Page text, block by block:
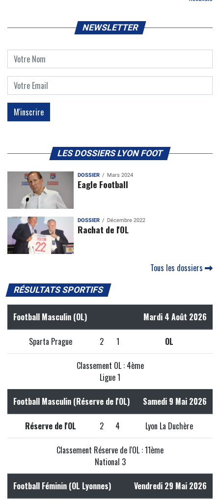
NEWSLETTER
LES DOSSIERS LYON FOOT
DOSSIER Mars 2024
Eagle Football
DOSSIER Décembre 2022
Rachat de l'OL
Tous les dossiers
RÉSULTATS SPORTIFS
Football Masculin (OL) Mardi 4 Août 2026
Sparta Prague 2 1 OL
Classement OL : 4ème
Ligue 1
Football Masculin (Réserve de l'OL) Samedi 9 Mai 2026
Réserve de l'OL 2 4 Lyon La Duchère
Classement Réserve de l'OL : 11ème
National 3
Football Féminin (OL Lyonnes) Vendredi 29 Mai 2026